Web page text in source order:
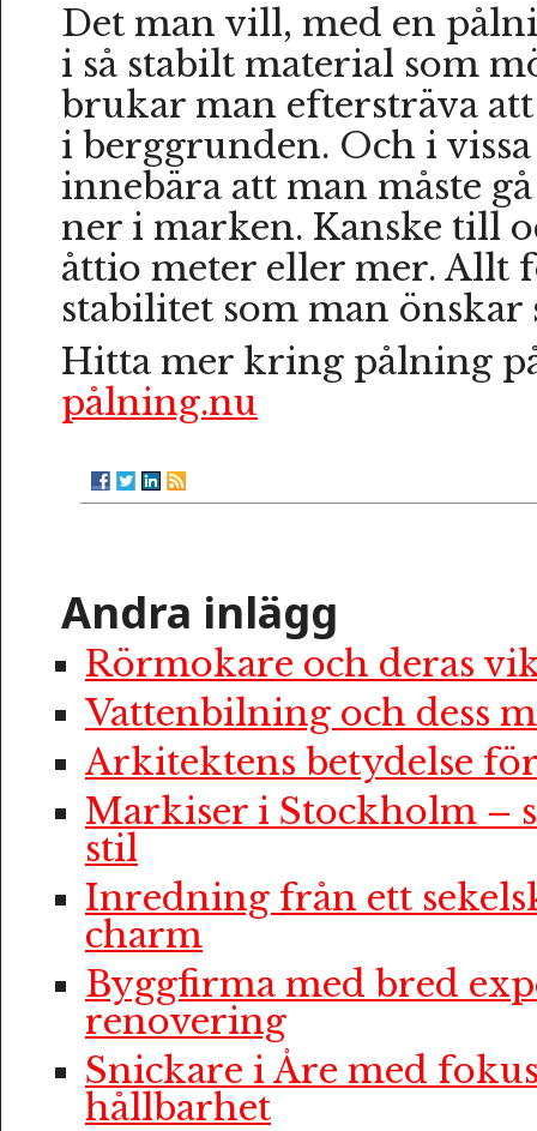
Det man vill, med en
i så stabilt material som
brukar man eftersträva
i berggrunden. Och i
innebära att man måste
ner i marken. Kanske till
åttio meter eller mer. Allt
stabilitet som man önskar
Hitta mer kring pålning
pålning.nu
Andra inlägg
Rörmokare och deras
Vattenbilning och dess
Arkitektens betydelse
Markiser i Stockholm –
stil
Inredning från ett
charm
Byggfirma med bred
renovering
Snickare i Åre med
hållbarhet